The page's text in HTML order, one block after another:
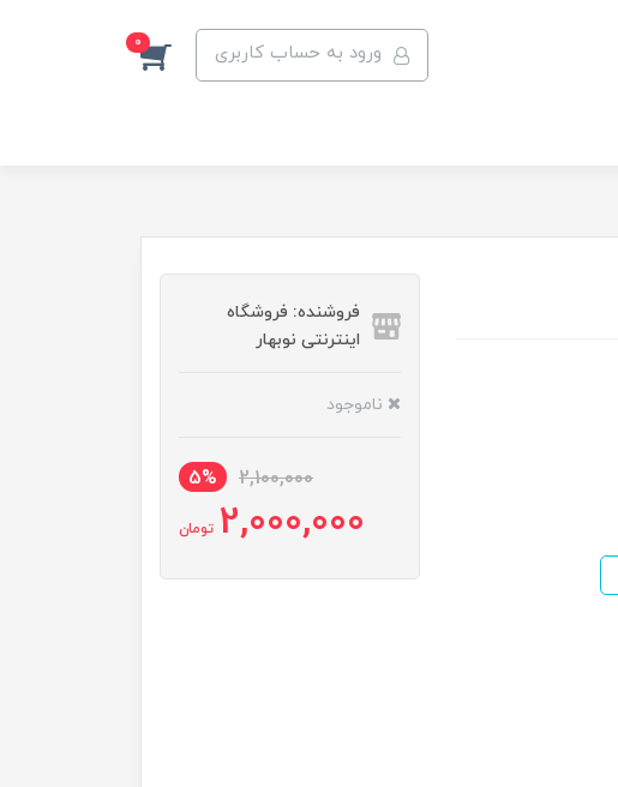
ورود به حساب کاربری 0
فروشنده: فروشگاه
اینترنتی نوبهار
ناموجود
2,100,000
5%
2,000,000 تومان